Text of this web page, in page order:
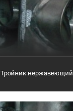
Тройник нержавеющий